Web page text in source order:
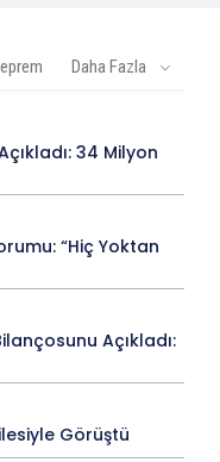
Daha Fazla
34 Milyon
“Hiç Yoktan
Açıkladı:
Görüştü